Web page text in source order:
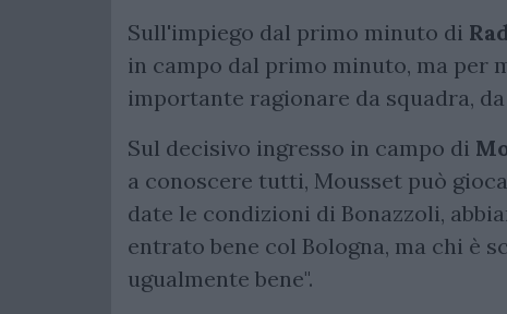
Sull'impiego dal primo minuto di
in campo dal primo minuto, ma per
importante ragionare da squadra,
Sul decisivo ingresso in campo di
a conoscere tutti, Mousset può
date le condizioni di Bonazzoli,
entrato bene col Bologna, ma chi è
ugualmente bene".